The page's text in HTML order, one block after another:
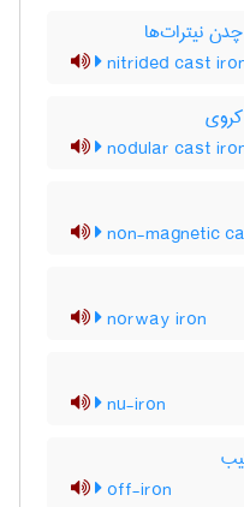
نیترات‌ها
nitrided cast
nodular cast
non-magnetic
norway iron
nu-iron
off-iron